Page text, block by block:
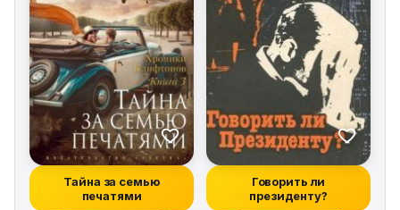
Тайна за семью
печатями
Говорить ли
президенту?